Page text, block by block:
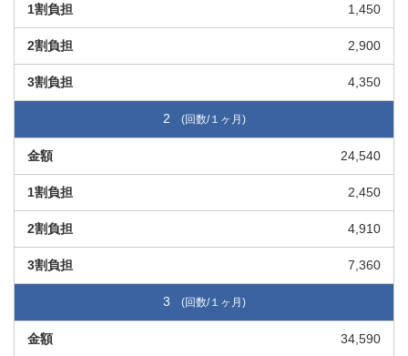
1,450
2,900
4,350
2
24,540
2,450
4,910
7,360
3
34,590